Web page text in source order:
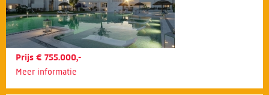
Prijs € 755.000,-
Meer informatie